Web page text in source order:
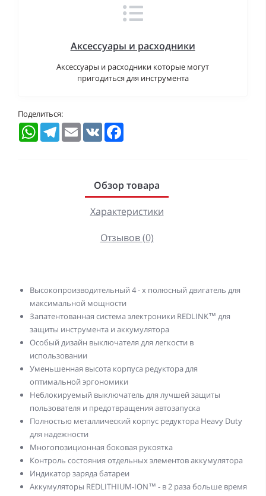
Аксессуары и расходники
Аксессуары и расходники которые могут
пригодиться для инструмента
Поделиться:
WhatsAppTelegramEmail VK
Обзор товара
Характеристики
Отзывов (0)
Высокопроизводительный 4 - х полюсный двигатель для
максимальной мощности
Запатентованная система электроники REDLINK™ для
защиты инструмента и аккумулятора
Особый дизайн выключателя для легкости в
использовании
Уменьшенная высота корпуса редуктора для
оптимальной эргономики
Неблокируемый выключатель для лучшей защиты
пользователя и предотвращения автозапуска
Полностью металлический корпус редуктора Heavy Duty
для надежности
Многопозиционная боковая рукоятка
Контроль состояния отдельных элементов аккумулятора
Индикатор заряда батареи
Аккумуляторы REDLITHIUM-ION™ - в 2 раза больше время